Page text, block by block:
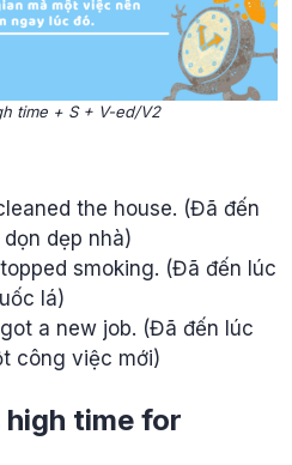
time + S + V-ed/V2
the house. (Đã đến
dẹp nhà)
smoking. (Đã đến lúc
lá)
a new job. (Đã đến lúc
công việc mới)
high time for